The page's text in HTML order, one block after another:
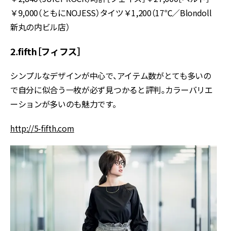
￥9,000（ともにNOJESS）タイツ￥1,200（17℃／Blondoll
新丸の内ビル店）
2.fifth［フィフス］
シンプルなデザインが中心で、アイテム数がとても多いの
で自分に似合う一枚が必ず見つかると評判。カラーバリエ
ーションが多いのも魅力です。
http://5-fifth.com